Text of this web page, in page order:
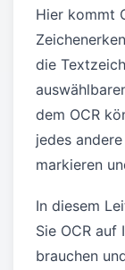
Hier kommt
die
dem OCR
jedes
markieren
In diesem
Sie OCR auf
brauchen